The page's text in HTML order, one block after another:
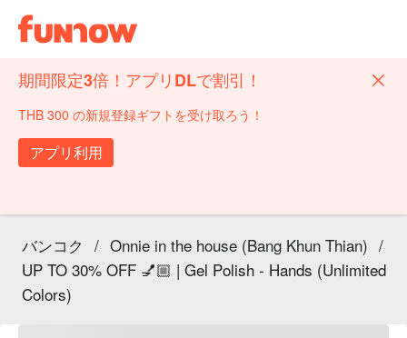
期間限定3倍！アプリDLで割引！
THB 300 の新規登録ギフトを受け取ろう！
アプリ利用
バンコク / Onnie in the house (Bang Khun Thian) /
UP TO 30% OFF 💅🏼 | Gel Polish - Hands (Unlimited
Colors)